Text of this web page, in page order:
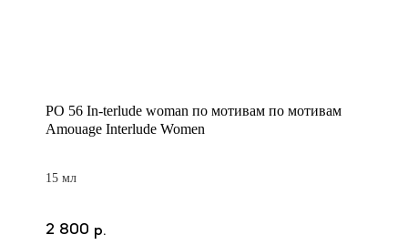
PO 56 In-terlude woman по мотивам по мотивам
Amouage Interlude Women
15 мл
2 800 р.